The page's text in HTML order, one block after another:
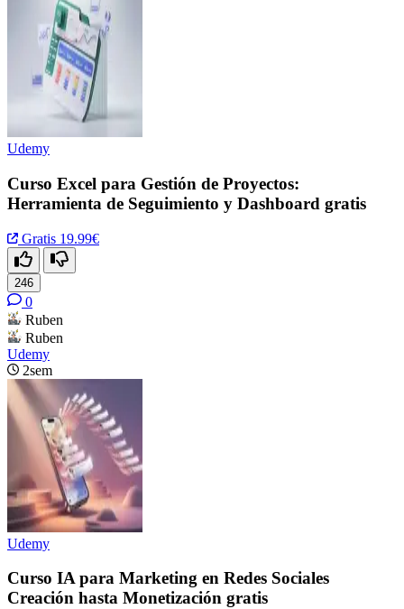
Udemy
Curso Excel para Gestión de Proyectos:
Herramienta de Seguimiento y Dashboard gratis
Gratis 19.99€
246
0
Ruben
Ruben
Udemy
2sem
Udemy
Curso IA para Marketing en Redes Sociales
Creación hasta Monetización gratis